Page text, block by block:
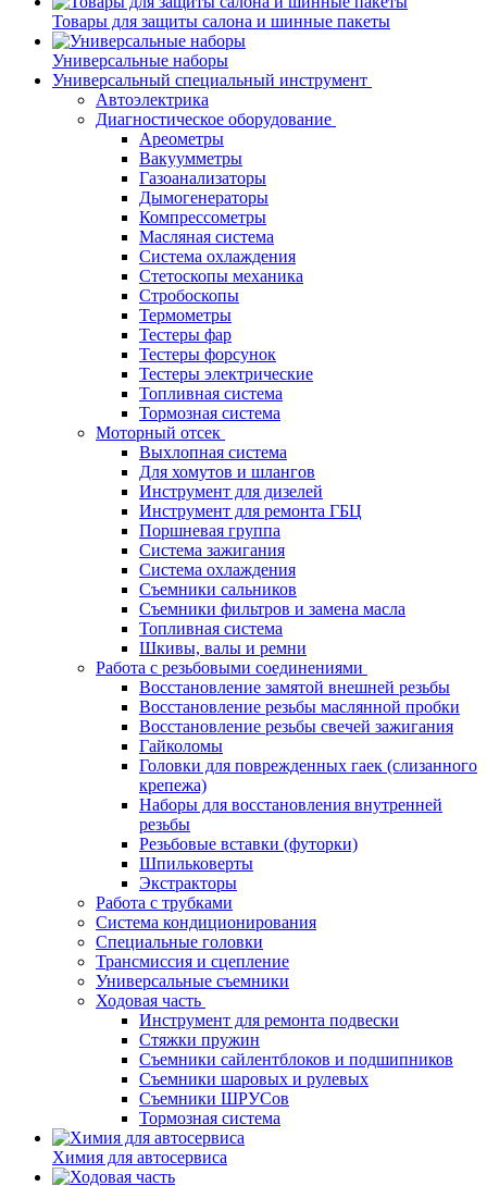
Товары для защиты салона и шинные пакеты
Универсальные наборы
Универсальный специальный инструмент
Автоэлектрика
Диагностическое оборудование
Ареометры
Вакуумметры
Газоанализаторы
Дымогенераторы
Компрессометры
Масляная система
Система охлаждения
Стетоскопы механика
Стробоскопы
Термометры
Тестеры фар
Тестеры форсунок
Тестеры электрические
Топливная система
Тормозная система
Моторный отсек
Выхлопная система
Для хомутов и шлангов
Инструмент для дизелей
Инструмент для ремонта ГБЦ
Поршневая группа
Система зажигания
Система охлаждения
Съемники сальников
Съемники фильтров и замена масла
Топливная система
Шкивы, валы и ремни
Работа с резьбовыми соединениями
Восстановление замятой внешней резьбы
Восстановление резьбы маслянной пробки
Восстановление резьбы свечей зажигания
Гайколомы
Головки для поврежденных гаек (слизанного
крепежа)
Наборы для восстановления внутренней
резьбы
Резьбовые вставки (футорки)
Шпильковерты
Экстракторы
Работа с трубками
Система кондиционирования
Специальные головки
Трансмиссия и сцепление
Универсальные съемники
Ходовая часть
Инструмент для ремонта подвески
Стяжки пружин
Съемники сайлентблоков и подшипников
Съемники шаровых и рулевых
Съемники ШРУСов
Тормозная система
Химия для автосервиса